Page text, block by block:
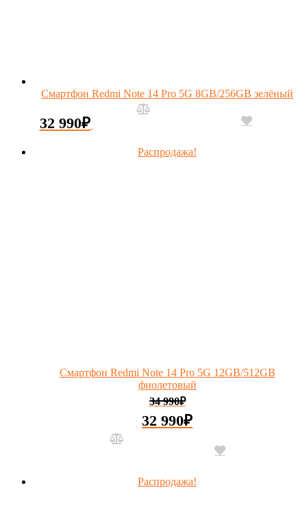
Смартфон Redmi Note 14 Pro 5G 8GB/256GB зелёный
32 990₽
Распродажа!
Смартфон Redmi Note 14 Pro 5G 12GB/512GB
фиолетовый
34 990₽
32 990₽
Распродажа!